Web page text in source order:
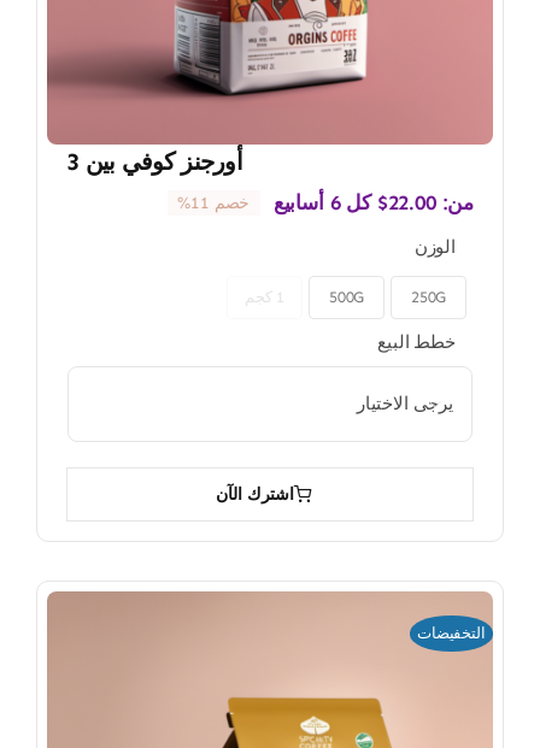
أورجنز كوفي بين 3
من: $22.00 كل 6 أسابيع خصم 11%
الوزن
250G
500G 1 كجم
خطط البيع

اشترك الآن
التخفيضات